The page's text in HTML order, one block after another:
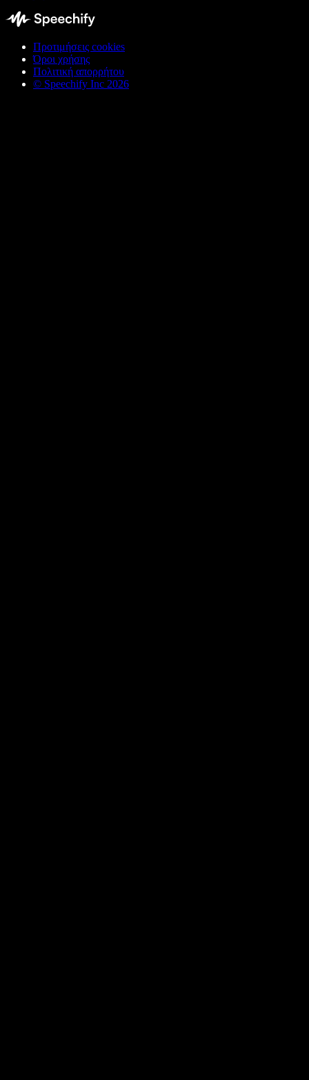
Προτιμήσεις cookies
Όροι χρήσης
Πολιτική απορρήτου
© Speechify Inc 2026